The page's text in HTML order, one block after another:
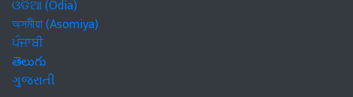
ଓଡିଆ (Odia)
অসমীয়া (Asomiya)
ਪੰਜਾਬੀ
తెలుగు
ગુજરાતી